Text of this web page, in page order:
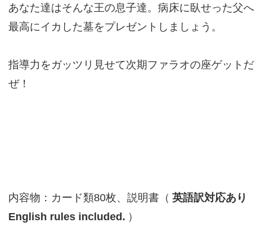
あなた達はそんな王の息子達。病床に臥せった父へ
最高にイカした墓をプレゼントしましょう。
指導力をガッツリ見せて次期ファラオの座ゲットだ
ぜ！
内容物：カード類80枚、説明書（ 英語訳対応あり
English rules included. ）